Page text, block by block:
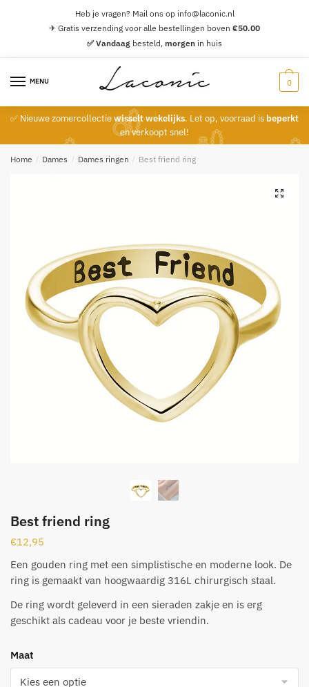
Heb je vragen? Mail ons op info@laconic.nl
✈ Gratis verzending voor alle bestellingen boven €50.00
✅ Vandaag besteld, morgen in huis
MENU 0
✅ Nieuwe zomercollectiewisselt wekelijks. Let op, voorraad is beperkt
en verkoopt snel!
Home / Dames / Dames ringen / Best friend ring
🔍
Best friend ring
€12,95
Een gouden ring met een simplistische en moderne look. De
ring is gemaakt van hoogwaardig 316L chirurgisch staal.
De ring wordt geleverd in een sieraden zakje en is erg
geschikt als cadeau voor je beste vriendin.
Maat